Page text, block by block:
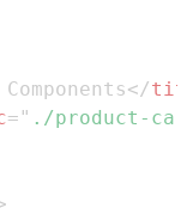
</
= " ./product-